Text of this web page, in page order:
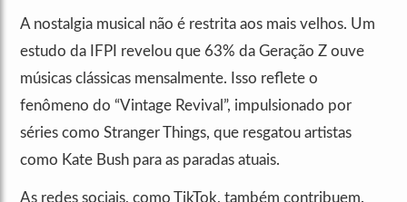
A nostalgia musical não é restrita aos mais velhos. Um
estudo da IFPI revelou que 63% da Geração Z ouve
músicas clássicas mensalmente. Isso reflete o
fenômeno do “Vintage Revival”, impulsionado por
séries como Stranger Things, que resgatou artistas
como Kate Bush para as paradas atuais.
As redes sociais, como TikTok, também contribuem.